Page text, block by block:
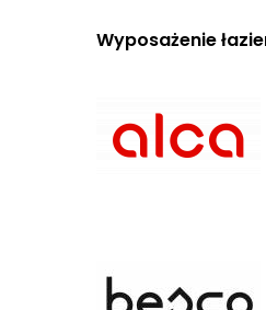
Wyposażenie